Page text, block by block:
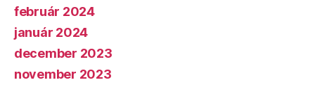
február 2024
január 2024
december 2023
november 2023